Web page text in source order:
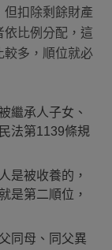
但扣除剩餘財產
依比例分配，這
較多，順位就必
繼承人子女、
法第1139條規
是被收養的，
是第二順位，
同母、同父異